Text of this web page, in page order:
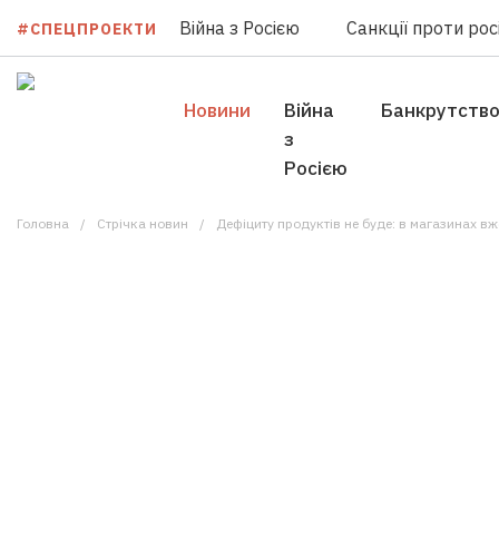
#СПЕЦПРОЕКТИ Війна з Росією Санкції проти
Новини
Війна
з
Росією
Банкрутство
Головна Стрічка новин Дефіциту продуктів не буде: в магазинах